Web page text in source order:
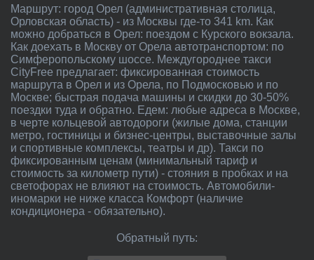
Маршрут: город Орел (административная столица,
Орловская область) - из Москвы где-то 341 km. Как
можно добраться в Орел: поездом с Курского вокзала.
Как доехать в Москву от Орела автотранспортом: по
Симферопольскому шоссе. Междугороднее такси
CityFree предлагает: фиксированная стоимость
маршрута в Орел и из Орела, по Подмосковью и по
Москве; быстрая подача машины и скидки до 30-50%
поездки туда и обратно. Едем: любые адреса в Москве,
в черте кольцевой автодороги (жилые дома, станции
метро, гостиницы и бизнес-центры, выставочные залы
и спортивные комплексы, театры и др). Такси по
фиксированным ценам (минимальный тариф и
стоимость за километр пути) - стояния в пробках и на
светофорах не влияют на стоимость. Автомобили-
иномарки не ниже класса Комфорт (наличие
кондиционера - обязательно).
Обратный путь: